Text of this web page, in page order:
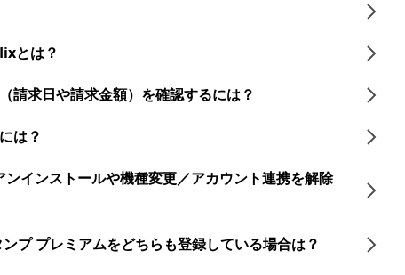
とは？
請求日や請求金額）を確認するには？
は？
インストールや機種変更／アカウント連携を解除
プ プレミアムをどちらも登録している場合は？